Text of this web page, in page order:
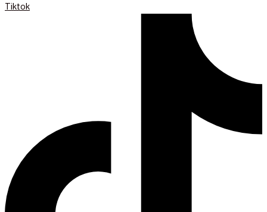
Tiktok